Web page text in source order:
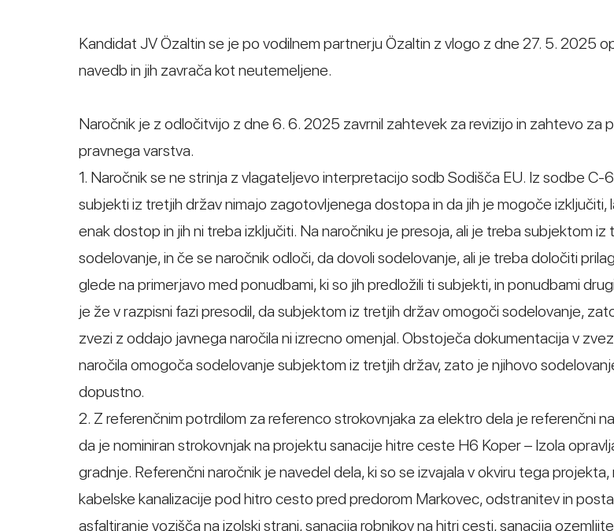
Kandidat JV Özaltin se je po vodilnem partnerju Özaltin z vlogo z dne 27. 5. 2025
navedb in jih zavrača kot neutemeljene.
Naročnik je z odločitvijo z dne 6. 6. 2025 zavrnil zahtevek za revizijo in zahtevo za
pravnega varstva.
1. Naročnik se ne strinja z vlagateljevo interpretacijo sodb Sodišča EU. Iz sodbe C-
subjekti iz tretjih držav nimajo zagotovljenega dostopa in da jih je mogoče izključiti,
enak dostop in jih ni treba izključiti. Na naročniku je presoja, ali je treba subjektom
sodelovanje, in če se naročnik odloči, da dovoli sodelovanje, ali je treba določiti
glede na primerjavo med ponudbami, ki so jih predložili ti subjekti, in ponudbami
je že v razpisni fazi presodil, da subjektom iz tretjih držav omogoči sodelovanje,
zvezi z oddajo javnega naročila ni izrecno omenjal. Obstoječa dokumentacija v
naročila omogoča sodelovanje subjektom iz tretjih držav, zato je njihovo
dopustno.
2. Z referenčnim potrdilom za referenco strokovnjaka za elektro dela je referenčni
da je nominiran strokovnjak na projektu sanacije hitre ceste H6 Koper – Izola
gradnje. Referenčni naročnik je navedel dela, ki so se izvajala v okviru tega
kabelske kanalizacije pod hitro cesto pred predorom Markovec, odstranitev in
asfaltiranje vozišča na izolski strani, sanacija robnikov na hitri cesti, sanacija